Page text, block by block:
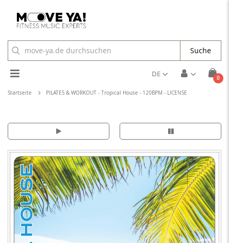
Cart
0
Toggle
Nav
DE
Suche
Startseite PILATES & WORKOUT - Tropical House - 120BPM - LICENSE